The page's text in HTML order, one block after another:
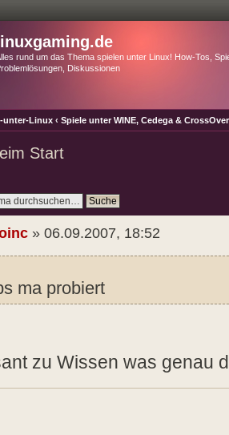
linuxgaming.de
rund um das Thema spielen unter Linux! How-Tos,
Diskussionen
unter-Linux ‹ Spiele unter WINE, Cedega &
Start
» 06.09.2007, 18:52
ma probiert
zu Wissen was genau